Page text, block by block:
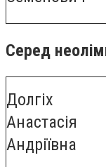
Серед
Долгіх
Анастасія
Андріївна